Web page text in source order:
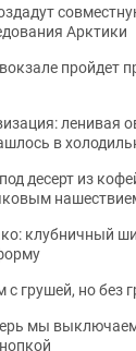
Арктики
пройдет
ленивая
в
десерт из
клубничный
с грушей, но без
мы